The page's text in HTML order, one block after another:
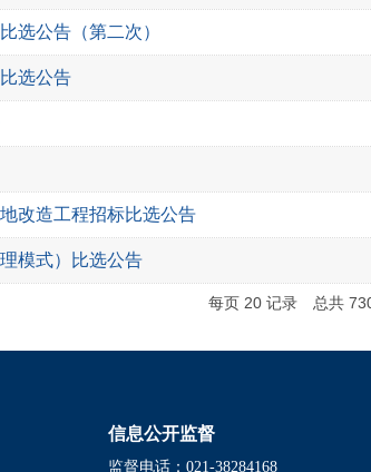
选公告（第二次）
选公告
改造工程招标比选公告
模式）比选公告
每页 20 记录 总共
信息公开监督
监督电话：021-38284168